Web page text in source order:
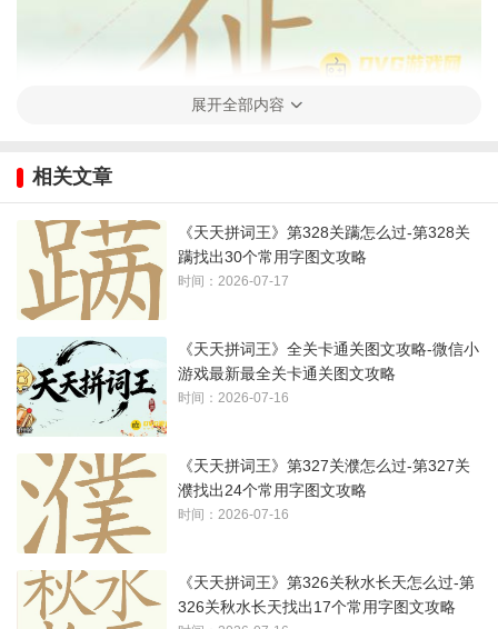
1、注意数字一、二等
2、结算界面跳的太快，下面挡住的是： 仁、仨
3、答案如下图所示：
展开全部内容
相关文章
《天天拼词王》第328关蹒怎么过-第328关
蹒找出30个常用字图文攻略
时间：2026-07-17
《天天拼词王》全关卡通关图文攻略-微信小
游戏最新最全关卡通关图文攻略
时间：2026-07-16
《天天拼词王》第327关濮怎么过-第327关
濮找出24个常用字图文攻略
时间：2026-07-16
《天天拼词王》第326关秋水长天怎么过-第
326关秋水长天找出17个常用字图文攻略